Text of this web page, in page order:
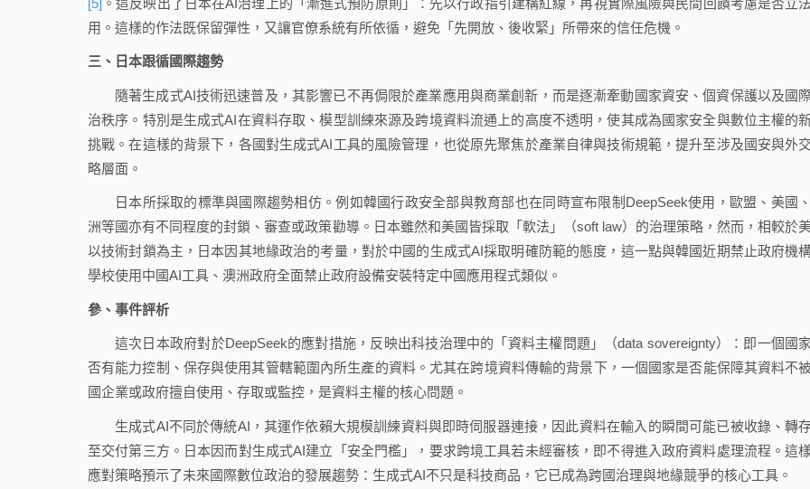
用。這樣的作法既保留彈性，又讓官僚系統有所依循，避免「先開放、後收緊」所帶來的信任危機。
三、日本跟循國際趨勢
隨著生成式AI技術迅速普及，其影響已不再侷限於產業應用與商業創新，而是逐漸牽動國家資安、個資保護以及國
治秩序。特別是生成式AI在資料存取、模型訓練來源及跨境資料流通上的高度不透明，使其成為國家安全與數位主權的
挑戰。在這樣的背景下，各國對生成式AI工具的風險管理，也從原先聚焦於產業自律與技術規範，提升至涉及國安與外
略層面。
日本所採取的標準與國際趨勢相仿。例如韓國行政安全部與教育部也在同時宣布限制DeepSeek使用，歐盟、美國
洲等國亦有不同程度的封鎖、審查或政策勸導。日本雖然和美國皆採取「軟法」（soft law）的治理策略，然而，相較於
以技術封鎖為主，日本因其地緣政治的考量，對於中國的生成式AI採取明確防範的態度，這一點與韓國近期禁止政府機
學校使用中國AI工具、澳洲政府全面禁止政府設備安裝特定中國應用程式類似。
參、事件評析
這次日本政府對於DeepSeek的應對措施，反映出科技治理中的「資料主權問題」（data sovereignty）：即一個國
否有能力控制、保存與使用其管轄範圍內所生產的資料。尤其在跨境資料傳輸的背景下，一個國家是否能保障其資料不
國企業或政府擅自使用、存取或監控，是資料主權的核心問題。
生成式AI不同於傳統AI，其運作依賴大規模訓練資料與即時伺服器連接，因此資料在輸入的瞬間可能已被收錄、轉
至交付第三方。日本因而對生成式AI建立「安全門檻」，要求跨境工具若未經審核，即不得進入政府資料處理流程。這
應對策略預示了未來國際數位政治的發展趨勢：生成式AI不只是科技商品，它已成為跨國治理與地緣競爭的核心工具。